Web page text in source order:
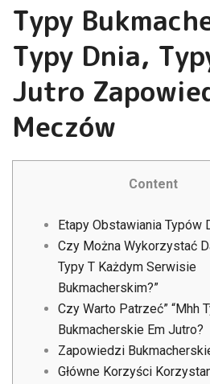
Typy
Typy Dnia,
Jutro
Meczów
Content
Etapy Obstawiania Typów
Czy Można Wykorzystać
Typy T Każdym Serwisie
Bukmacherskim?”
Czy Warto Patrzeć” “Mhh
Bukmacherskie Em Jutro?
Zapowiedzi
Główne Korzyści